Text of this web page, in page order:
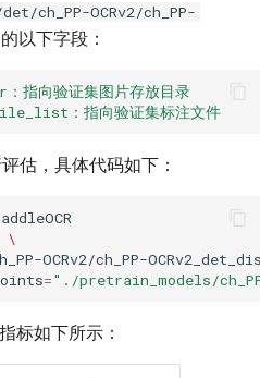
ch_PP-OCRv2/ch_PP-
以下字段：
向验证集图片存放目录
：指向验证集标注文件
估，具体代码如下：
\
OCRv2/ch_PP-
="./pretrain_models/
标如下所示：